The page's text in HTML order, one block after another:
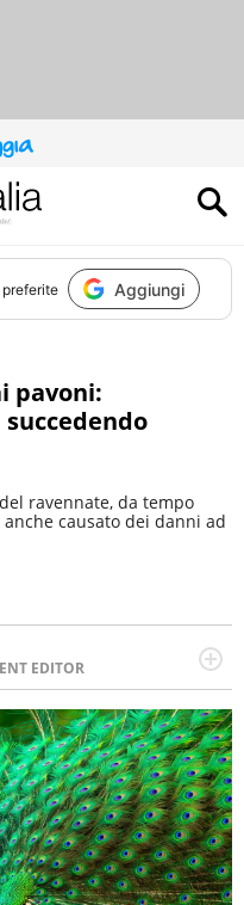
Aggiungi
pavoni:
ravennate, da tempo
causato dei danni ad
EDITOR
running e di yoga, ama
culture. Curiosa,
adora leggere ma